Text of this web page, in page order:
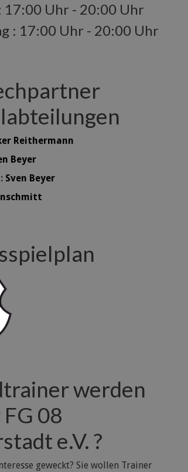
17:00 Uhr - 20:00 Uhr
: 17:00 Uhr - 20:00 Uhr
Reithermann
Beyer
Sven Beyer
werden
08
e.V. ?
geweckt? Sie wollen Trainer